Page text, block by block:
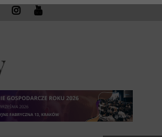
Monitor
Rynkowy